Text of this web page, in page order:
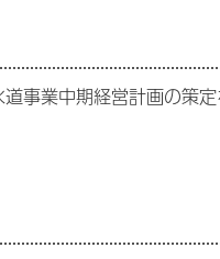
事業中期経営計画の策定